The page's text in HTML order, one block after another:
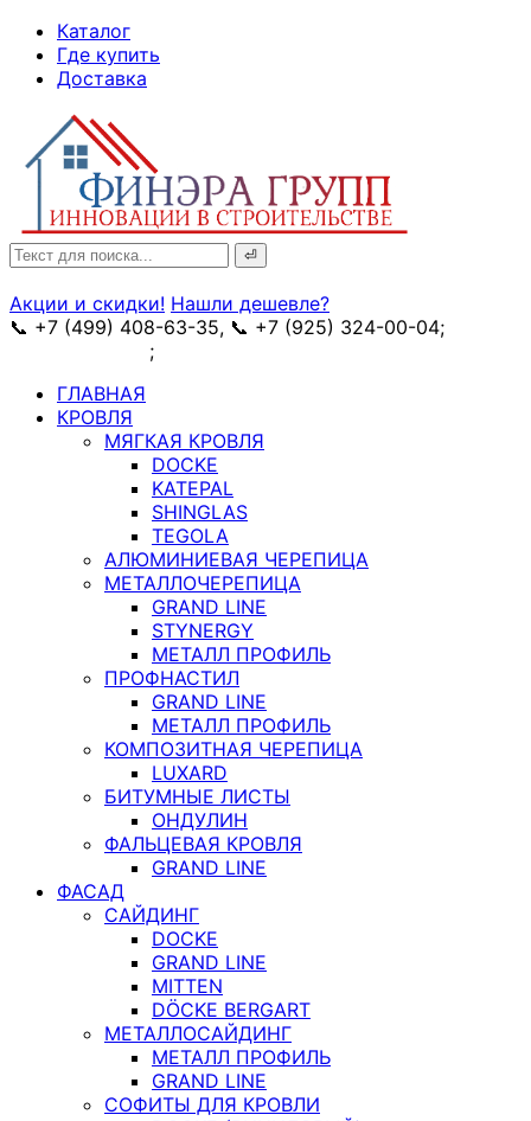
Skip
Content
Каталог
Где купить
Доставка
Search
for:
Акции и скидки! Нашли дешевле?
📞 +7 (499) 408-63-35, 📞 +7 (925) 324-00-04;
;
ГЛАВНАЯ
КРОВЛЯ
МЯГКАЯ КРОВЛЯ
DOCKE
KATEPAL
SHINGLAS
TEGOLA
АЛЮМИНИЕВАЯ ЧЕРЕПИЦА
МЕТАЛЛОЧЕРЕПИЦА
GRAND LINE
STYNERGY
МЕТАЛЛ ПРОФИЛЬ
ПРОФНАСТИЛ
GRAND LINE
МЕТАЛЛ ПРОФИЛЬ
КОМПОЗИТНАЯ ЧЕРЕПИЦА
LUXARD
БИТУМНЫЕ ЛИСТЫ
ОНДУЛИН
ФАЛЬЦЕВАЯ КРОВЛЯ
GRAND LINE
ФАСАД
САЙДИНГ
DOCKE
GRAND LINE
MITTEN
DÖCKE BERGART
МЕТАЛЛОСАЙДИНГ
МЕТАЛЛ ПРОФИЛЬ
GRAND LINE
СОФИТЫ ДЛЯ КРОВЛИ